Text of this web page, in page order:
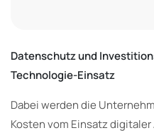
Datenschutz und
Technologie-Einsatz
Dabei werden die
Kosten vom Einsatz